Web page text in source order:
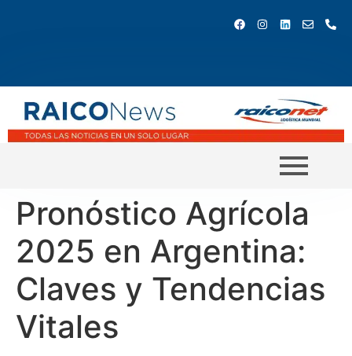
Pronóstico Agrícola
2025 en Argentina:
Claves y Tendencias
Vitales